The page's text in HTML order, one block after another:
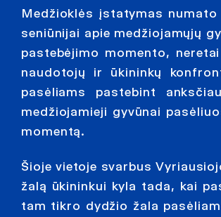
Medžioklės įstatymas
seniūnijai apie medžiojamųjų
pastebėjimo momento,
naudotojų ir ūkininkų
pasėliams pastebint
medžiojamieji gyvūnai
momentą.
Šioje vietoje svarbus
žalą ūkininkui kyla tada, kai
tam tikro dydžio žala